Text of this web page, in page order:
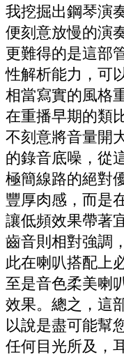
我挖掘出鋼琴演
便刻意放慢的演
更難得的是這部
性解析能力，可
相當寫實的風格
在重播早期的類
不刻意將音量開
的錄音底噪，從
極簡線路的絕對
豐厚肉感，而是
讓低頻效果帶著
齒音則相對強調
此在喇叭搭配上
至是音色柔美喇
效果。總之，這
以說是盡可能幫
任何目光所及，